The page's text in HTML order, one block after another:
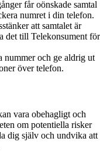
får oönskade samtal
numret i din telefon.
att samtalet är
det till Telekonsument för
nummer och ge aldrig ut
över telefon.
vara obehagligt och
om potentiella risker
dig själv och undvika att